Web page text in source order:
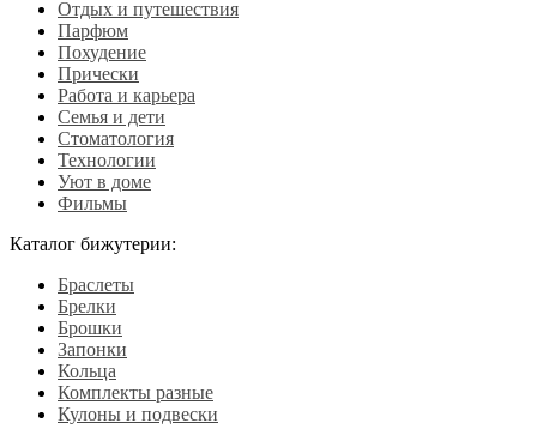
Отдых и путешествия
Парфюм
Похудение
Прически
Работа и карьера
Семья и дети
Стоматология
Технологии
Уют в доме
Фильмы
Каталог бижутерии:
Браслеты
Брелки
Брошки
Запонки
Кольца
Комплекты разные
Кулоны и подвески